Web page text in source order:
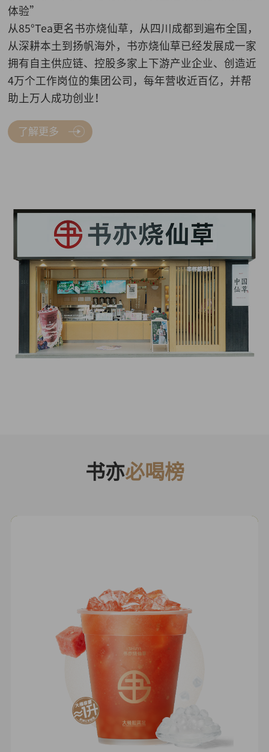
体验”
从85°Tea更名书亦烧仙草，从四川成都到遍布全国，
从深耕本土到扬帆海外，书亦烧仙草已经发展成一家
拥有自主供应链、控股多家上下游产业企业、创造近
4万个工作岗位的集团公司，每年营收近百亿，并帮
助上万人成功创业！
了解更多
书亦必喝榜